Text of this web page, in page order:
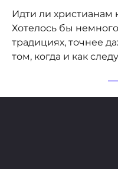
Идти ли христианам
Хотелось бы
традициях, точнее
том, когда и как